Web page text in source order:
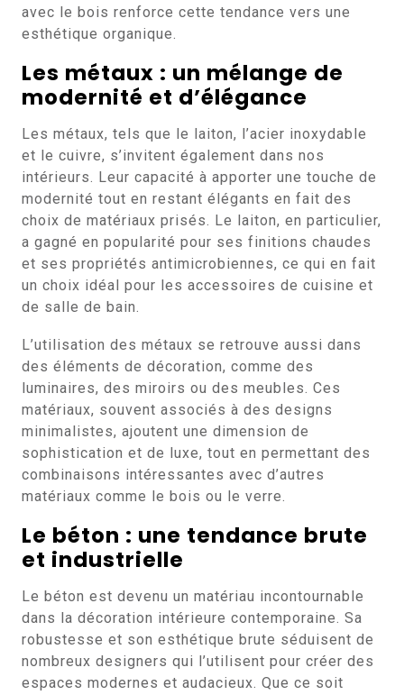
avec le bois renforce cette tendance vers une
esthétique organique.
Les métaux : un mélange de
modernité et d’élégance
Les métaux, tels que le laiton, l’acier inoxydable
et le cuivre, s’invitent également dans nos
intérieurs. Leur capacité à apporter une touche de
modernité tout en restant élégants en fait des
choix de matériaux prisés. Le laiton, en particulier,
a gagné en popularité pour ses finitions chaudes
et ses propriétés antimicrobiennes, ce qui en fait
un choix idéal pour les accessoires de cuisine et
de salle de bain.
L’utilisation des métaux se retrouve aussi dans
des éléments de décoration, comme des
luminaires, des miroirs ou des meubles. Ces
matériaux, souvent associés à des designs
minimalistes, ajoutent une dimension de
sophistication et de luxe, tout en permettant des
combinaisons intéressantes avec d’autres
matériaux comme le bois ou le verre.
Le béton : une tendance brute
et industrielle
Le béton est devenu un matériau incontournable
dans la décoration intérieure contemporaine. Sa
robustesse et son esthétique brute séduisent de
nombreux designers qui l’utilisent pour créer des
espaces modernes et audacieux. Que ce soit